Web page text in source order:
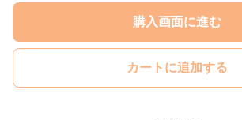
購入画面に進む
カートに追加する